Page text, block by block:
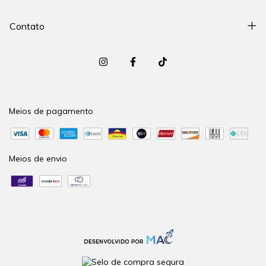
Contato
Meios de pagamento
Meios de envio